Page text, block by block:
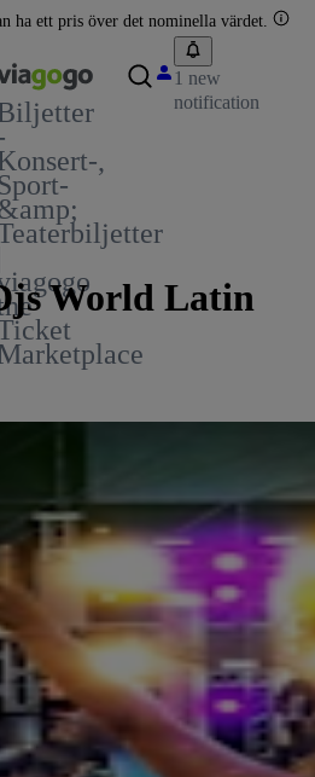
ha ett pris över det nominella värdet.
,
1 new
notification
World Latin